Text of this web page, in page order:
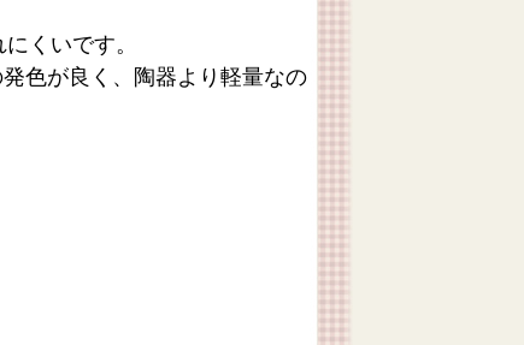
くいです。
色が良く、陶器より軽量なの